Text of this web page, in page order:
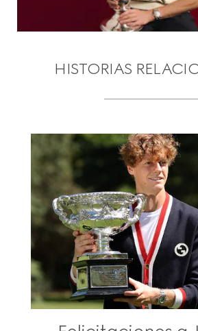
HISTORIAS